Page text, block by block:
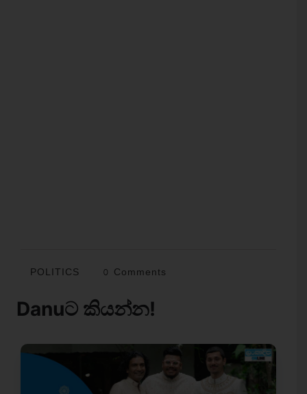
POLITICS 0 Comments